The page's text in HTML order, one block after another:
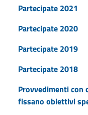
Partecipate 2021
Partecipate 2020
Partecipate 2019
Partecipate 2018
Provvedimenti con
fissano obiettivi